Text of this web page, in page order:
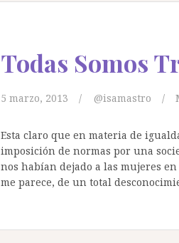
Todas Somos
5 marzo, 2013 @isamastro
Esta claro que en materia de
imposición de normas por una
nos habían dejado a las mujeres
me parece, de un total